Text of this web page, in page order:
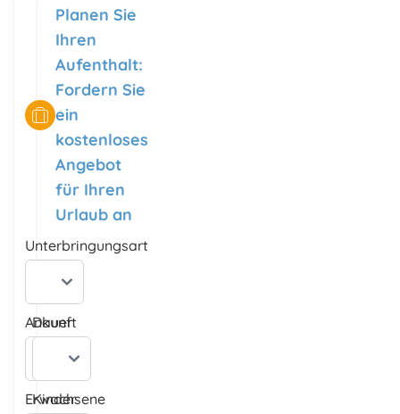
Planen Sie
Ihren
Aufenthalt:
Fordern Sie
ein
kostenloses
Angebot
für Ihren
Urlaub an
Unterbringungsart
Ankunft
Dauer
Erwachsene
Kinder